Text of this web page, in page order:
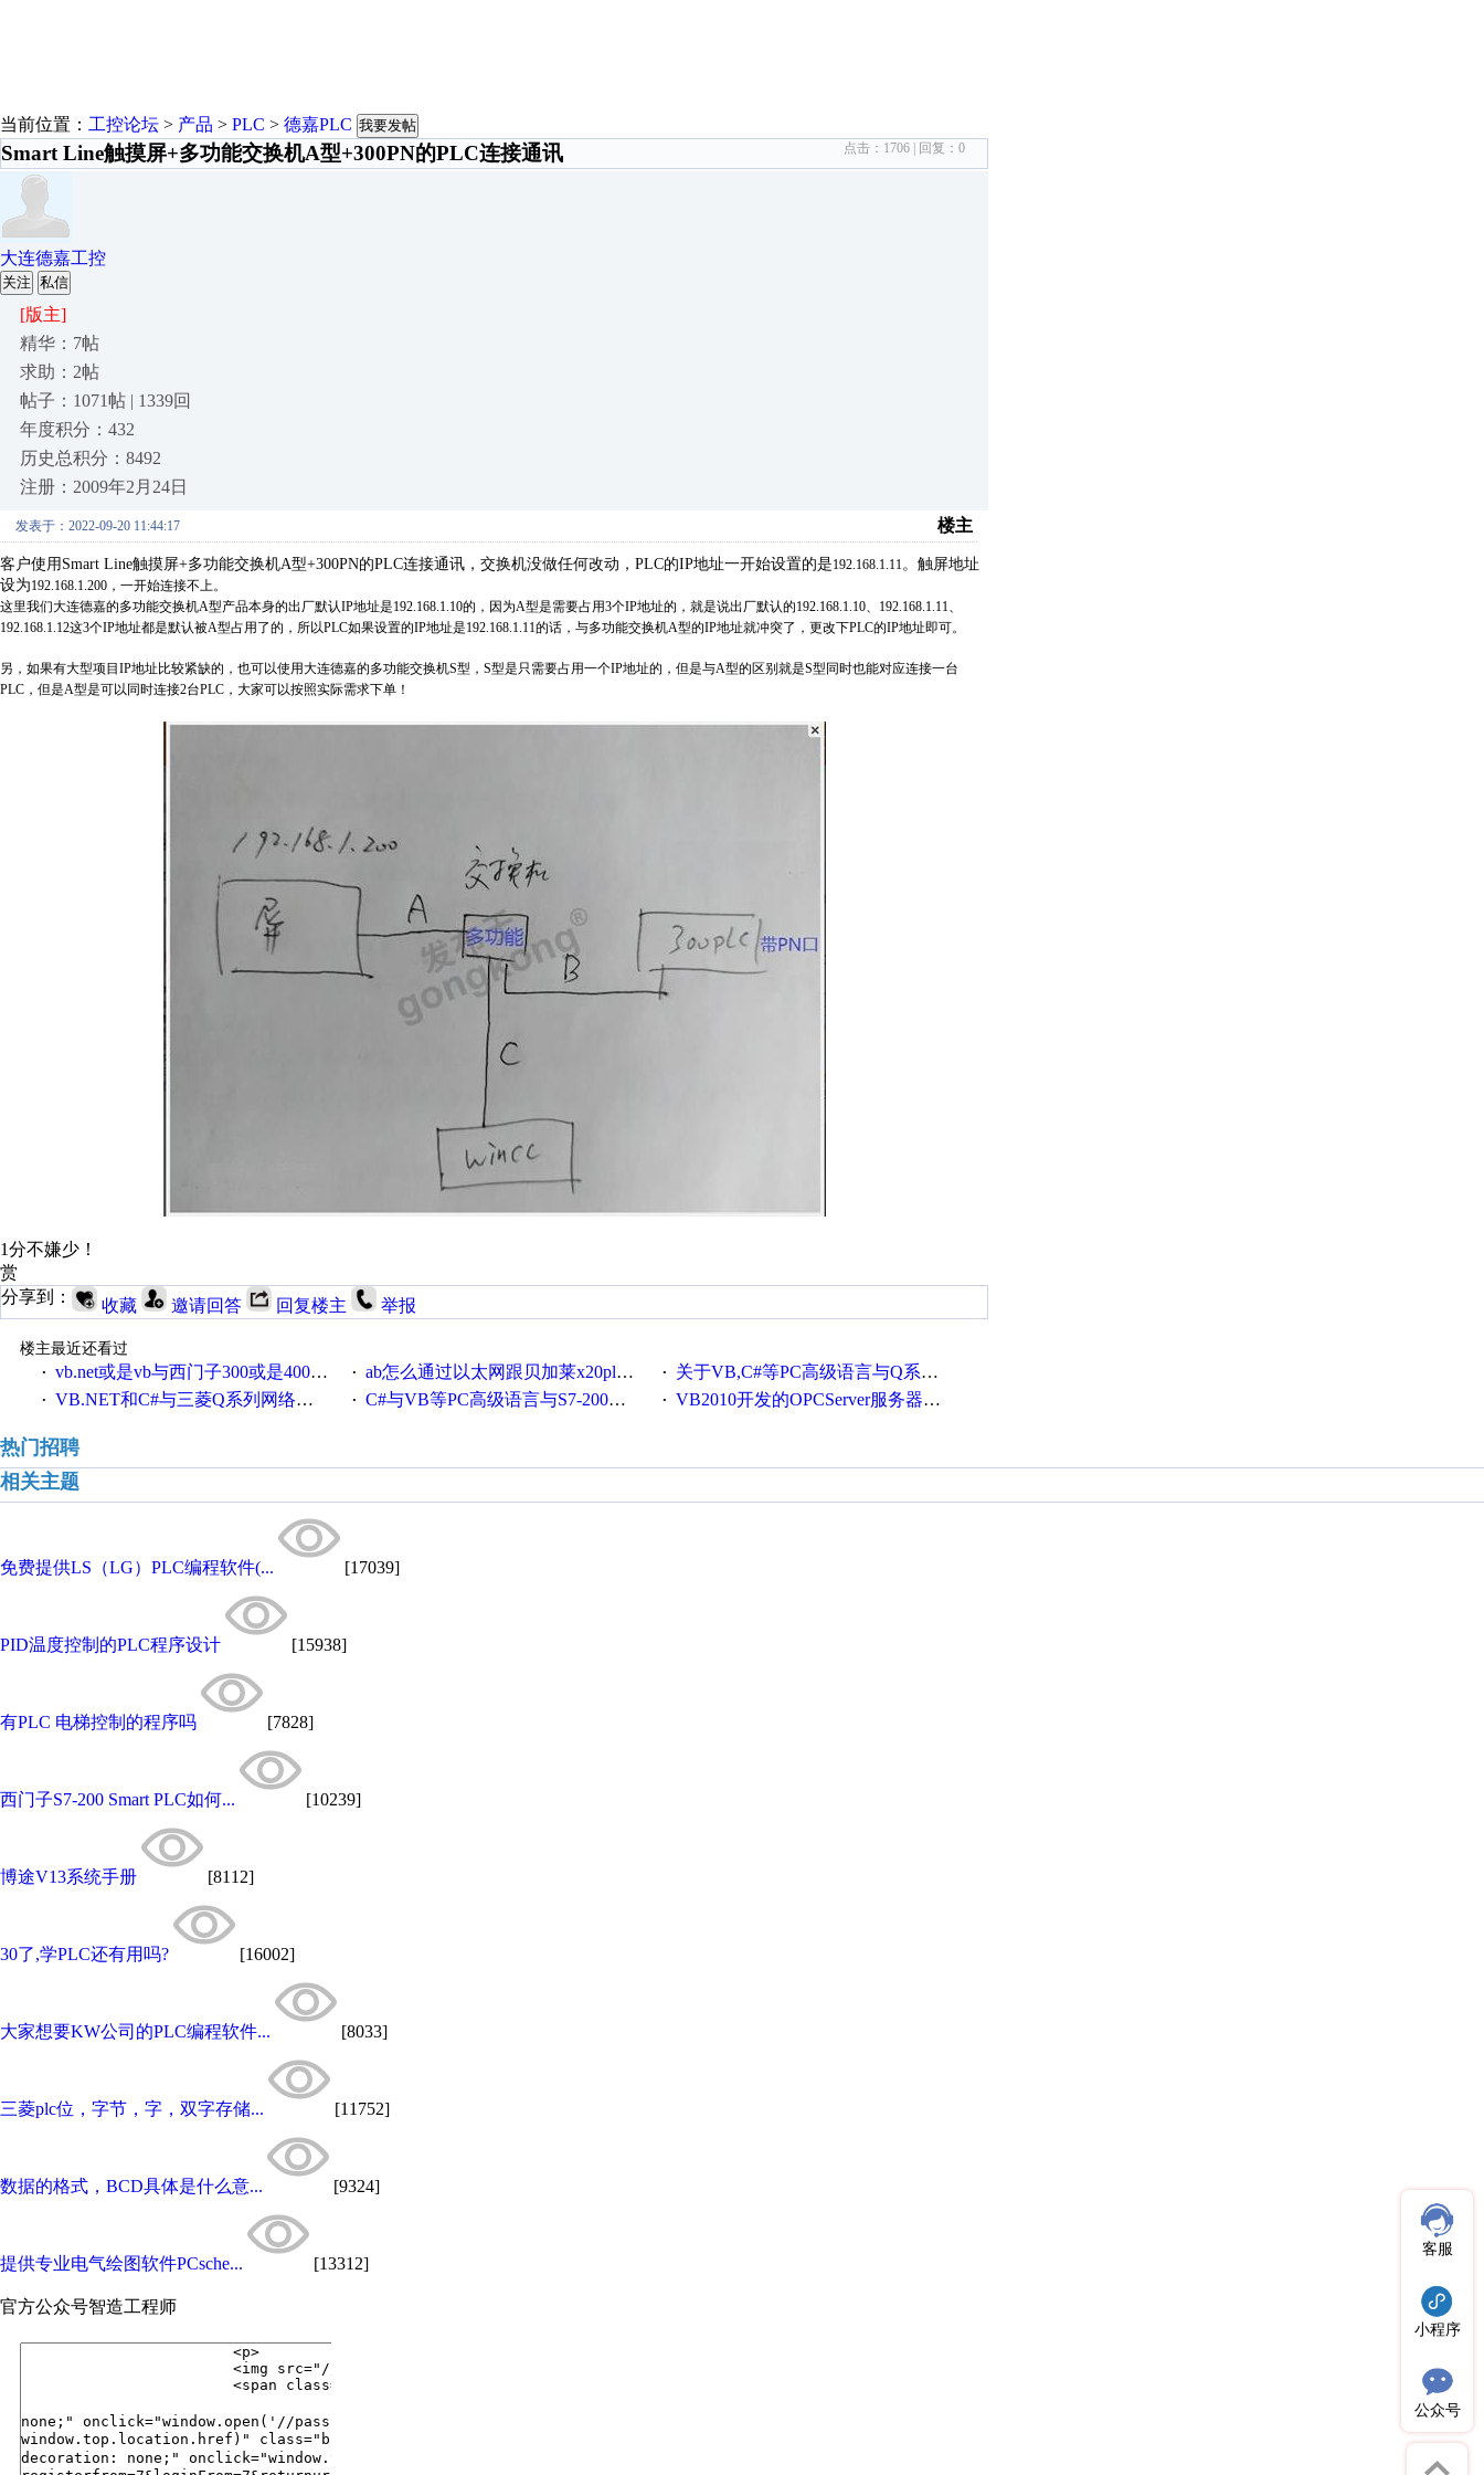
当前位置： 工控论坛 > 产品 > PLC > 德嘉PLC 我要发帖
Smart Line触摸屏+多功能交换机A型+300PN的PLC连接通讯 点击： 1706 | 回复： 0
大连德嘉工控
关注 私信
[版主]
精华：7帖
求助：2帖
帖子：1071帖 | 1339回
年度积分：432
历史总积分：8492
注册：2009年2月24日
发表于：2022-09-20 11:44:17 楼主
客户使用Smart Line触摸屏+多功能交换机A型+300PN的PLC连接通讯，交换机没做任何改动，PLC的IP地址一开始设置的是192.168.1.11。 触屏地址
设为192.168.1.200 ，一开始连接不上。
这里我们大连德嘉的多功能交换机A型产品本身的出厂默认IP地址是192.168.1.10的，因为A型是需要占用3个IP地址的，就是说出厂默认的192.168.1.10、192.168.1.11、
192.168.1.12这3个IP地址都是默认被A型占用了的，所以PLC如果设置的IP地址是192.168.1.11的话，与多功能交换机A型的IP地址就冲突了，更改下PLC的IP地址即可。
另，如果有大型项目IP地址比较紧缺的，也可以使用大连德嘉的多功能交换机S型，S型是只需要占用一个IP地址的，但是与A型的区别就是S型同时也能对应连接一台
PLC，但是A型是可以同时连接2台PLC，大家可以按照实际需求下单！
1分不嫌少！
赏
分享到：
收藏 邀请回答 回复楼主 举报
楼主最近还看过
· vb.net或是vb与西门子300或是400plc通信怎么想编写呀！ · ab怎么通过以太网跟贝加莱x20plc通讯 · 关于VB,C#等PC高级语言与Q系列通讯
· VB.NET和C#与三菱Q系列网络通讯的源代码 · C#与VB等PC高级语言与S7-200的CP243以太网通讯 · VB2010开发的OPCServer服务器软件(含源代码)
热门招聘
相关主题
免费提供LS（LG）PLC编程软件(... [17039]
PID温度控制的PLC程序设计 [15938]
有PLC 电梯控制的程序吗 [7828]
西门子S7-200 Smart PLC如何... [10239]
博途V13系统手册 [8112]
30了,学PLC还有用吗? [16002]
大家想要KW公司的PLC编程软件... [8033]
三菱plc位，字节，字，双字存储... [11752]
数据的格式，BCD具体是什么意... [9324]
提供专业电气绘图软件PCsche... [13312]
官方公众号智造工程师
客服
小程序
公众号